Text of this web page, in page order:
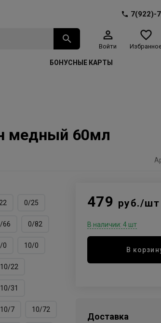
7(922)-
Войти
БОНУСНЫЕ КАРТЫ
медный 60мл
0/25
66 0/82
0 10/0
10/22
10/31
10/7 10/72
479 руб./шт
В наличии: 4 шт
В
Доставка